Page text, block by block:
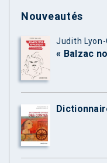
Nouveautés
Judith Lyon-
« Balzac